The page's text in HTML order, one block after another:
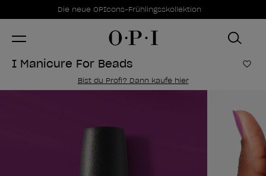
Sonderangebote
Die neue OPIcons-Frühlingsskollektion
Item 1 of 1
I Manicure For Beads Zur
Bist du Profi? Dann kaufe hier